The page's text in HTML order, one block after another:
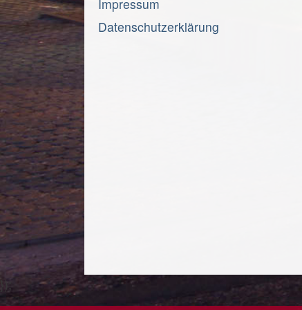
Impressum
Datenschutzerklärung
});